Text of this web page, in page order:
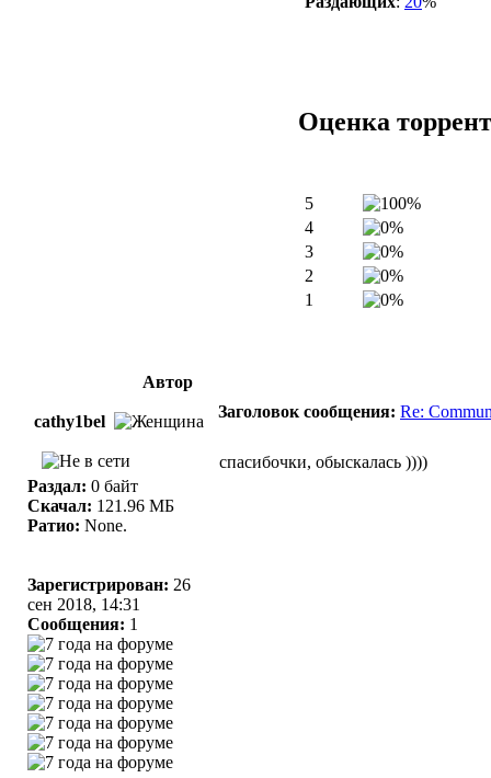
Оценка
5
4
3
2
1
Автор
cathy1bel
Заголовок сообщения: Re:
Раздал: 0 байт
Скачал: 121.96 МБ
Ратио: None.
Зарегистрирован: 26
сен 2018, 14:31
Сообщения: 1
спасибочки, обыскалась ))))